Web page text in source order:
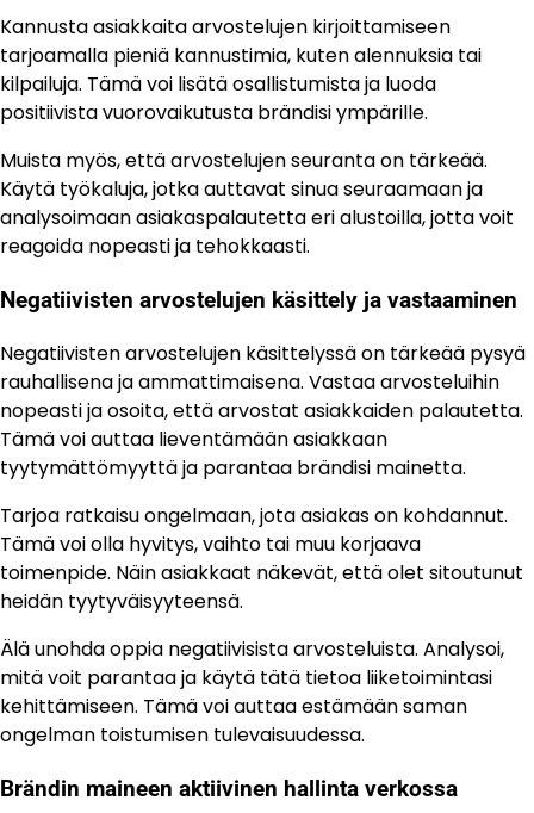
Kannusta asiakkaita arvostelujen kirjoittamiseen
tarjoamalla pieniä kannustimia, kuten alennuksia tai
kilpailuja. Tämä voi lisätä osallistumista ja luoda
positiivista vuorovaikutusta brändisi ympärille.
Muista myös, että arvostelujen seuranta on tärkeää.
Käytä työkaluja, jotka auttavat sinua seuraamaan ja
analysoimaan asiakaspalautetta eri alustoilla, jotta voit
reagoida nopeasti ja tehokkaasti.
Negatiivisten arvostelujen käsittely ja vastaaminen
Negatiivisten arvostelujen käsittelyssä on tärkeää pysyä
rauhallisena ja ammattimaisena. Vastaa arvosteluihin
nopeasti ja osoita, että arvostat asiakkaiden palautetta.
Tämä voi auttaa lieventämään asiakkaan
tyytymättömyyttä ja parantaa brändisi mainetta.
Tarjoa ratkaisu ongelmaan, jota asiakas on kohdannut.
Tämä voi olla hyvitys, vaihto tai muu korjaava
toimenpide. Näin asiakkaat näkevät, että olet sitoutunut
heidän tyytyväisyyteensä.
Älä unohda oppia negatiivisista arvosteluista. Analysoi,
mitä voit parantaa ja käytä tätä tietoa liiketoimintasi
kehittämiseen. Tämä voi auttaa estämään saman
ongelman toistumisen tulevaisuudessa.
Brändin maineen aktiivinen hallinta verkossa